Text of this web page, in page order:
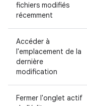
fichiers modifiés
récemment
Accéder à
l'emplacement de la
dernière
modification
Fermer l'onglet actif